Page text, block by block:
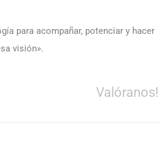
para acompañar, potenciar y hacer
visión».
Valóranos!